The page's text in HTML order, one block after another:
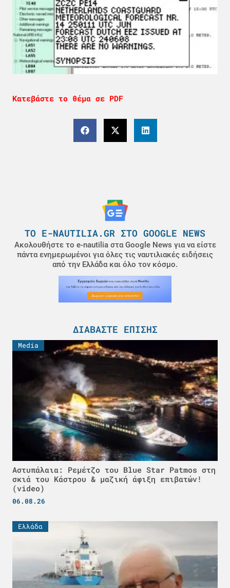
Κατεβάστε το θέμα σε PDF
ΤΟ E-NAUTILIA.GR ΣΤΟ GOOGLE NEWS
Ακολουθήστε το e-nautilia στα Google News για να είστε
πάντα ενημερωμένοι για όλες τις ναυτιλιακές ειδήσεις
από την Ελλάδα και όλο τον κόσμο.
ΔΙΑΒΆΣΤΕ ΕΠΊΣΗΣ
Media
Αστυπάλαια: Ρεμέτζο του Blue Star Patmos στη
σκιά του Κάστρου & μαζική άφιξη επιβατών!
(video)
06.08.26
Ελλάδα